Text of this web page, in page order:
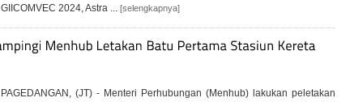
GIICOMVEC 2024, Astra ... [selengkapnya]
PAGEDANGAN, (JT) - Menteri Perhubungan (Menhub) lakukan peletakan